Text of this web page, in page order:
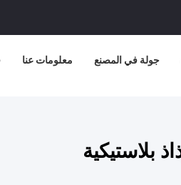
معلومات عنا جولة في المصنع
بلاستيكية